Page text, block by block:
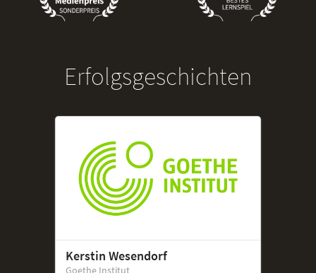
Erfolgsgeschichten
Kerstin Wesendorf